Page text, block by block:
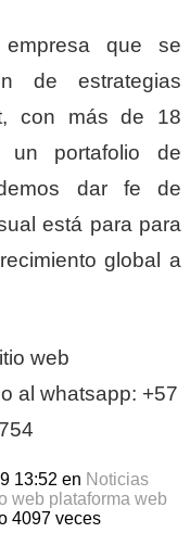
que se
de estrategias
con más de 18
portafolio de
dar fe de
está para para
global a
web
o al whatsapp: +57
13:52 en Noticias
web plataforma web
4097 veces